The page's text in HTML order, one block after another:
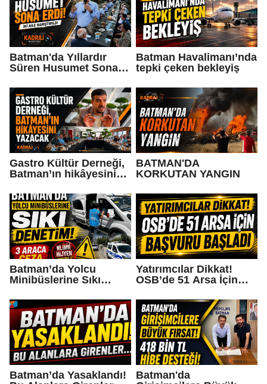
Batman'da Yıllardır
Süren Husumet Sona
Batman Havalimanı’nda
tepki çeken bekleyiş
Gastro Kültür Derneği,
Batman’ın hikâyesini
BATMAN'DA
KORKUTAN YANGIN
Batman’da Yolcu
Minibüslerine Sıkı
Yatırımcılar Dikkat!
OSB’de 51 Arsa İçin
Batman’da Yasaklandı!
Batman'da